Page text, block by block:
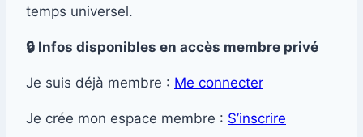
temps universel.
🔒 Infos disponibles en accès membre privé
Je suis déjà membre : Me connecter
Je crée mon espace membre : S’inscrire